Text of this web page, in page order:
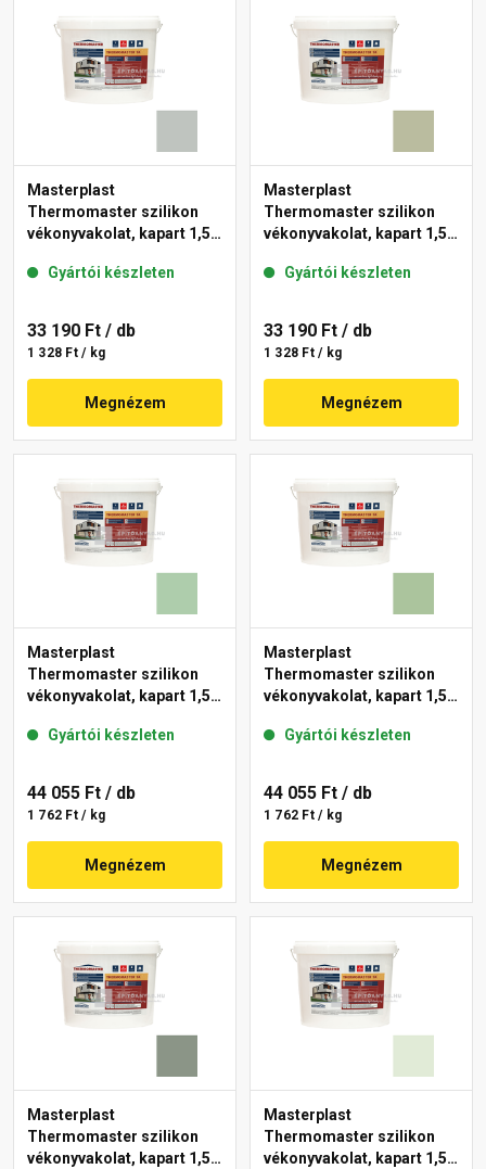
Masterplast
Thermomaster szilikon
vékonyvakolat, kapart 1,5
Gyártói készleten
33 190 Ft / db
1 328 Ft / kg
Megnézem
Masterplast
Thermomaster szilikon
vékonyvakolat, kapart 1,5
Gyártói készleten
33 190 Ft / db
1 328 Ft / kg
Megnézem
Masterplast
Thermomaster szilikon
vékonyvakolat, kapart 1,5
Gyártói készleten
44 055 Ft / db
1 762 Ft / kg
Megnézem
Masterplast
Thermomaster szilikon
vékonyvakolat, kapart 1,5
Gyártói készleten
44 055 Ft / db
1 762 Ft / kg
Megnézem
Masterplast
Thermomaster szilikon
vékonyvakolat, kapart 1,5
Masterplast
Thermomaster szilikon
vékonyvakolat, kapart 1,5